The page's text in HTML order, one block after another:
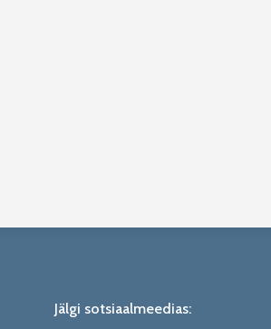
Jälgi sotsiaalmeedias: